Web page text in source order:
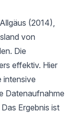
(2014),
von
Die
effektiv. Hier
intensive
Datenaufnahme
Ergebnis ist